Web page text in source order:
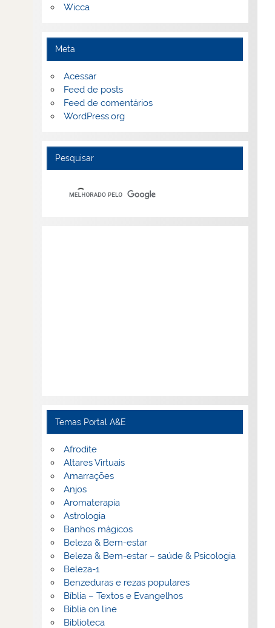
Wicca
Meta
Acessar
Feed de posts
Feed de comentários
WordPress.org
Pesquisar
Temas Portal A&E
Afrodite
Altares Virtuais
Amarrações
Anjos
Aromaterapia
Astrologia
Banhos mágicos
Beleza & Bem-estar
Beleza & Bem-estar – saúde & Psicologia
Beleza-1
Benzeduras e rezas populares
Bíblia – Textos e Evangelhos
Biblia on line
Biblioteca